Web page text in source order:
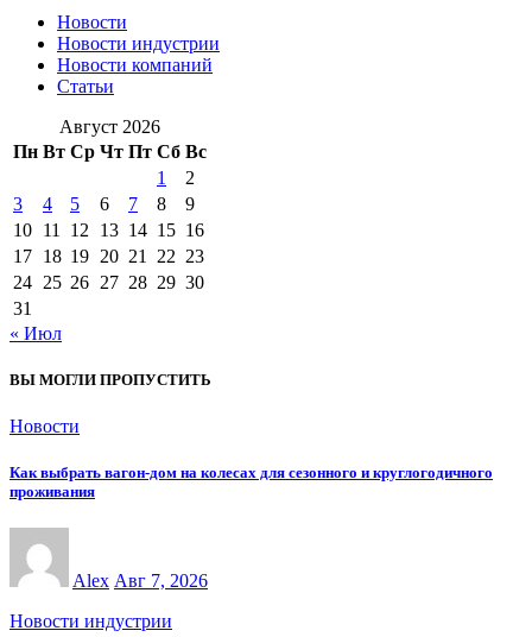
Новости
Новости индустрии
Новости компаний
Статьи
Август 2026
Пн Вт Ср Чт Пт Сб Вс
1
2
3
4 5 6 7 8
9
10 11 12 13 14 15 16
17 18 19 20 21 22 23
24 25 26 27 28 29 30
31
« Июл
ВЫ МОГЛИ ПРОПУСТИТЬ
Новости
Как выбрать вагон-дом на колесах для сезонного и круглогодичного
проживания
Alex Авг 7, 2026
Новости индустрии